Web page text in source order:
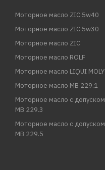
Моторное масло ZIC 5w40
Моторное масло ZIC 5w30
Моторное масло ZIC
Моторное масло ROLF
Моторное масло LIQUI MOLY
Моторное масло MB 229.1
Моторное масло с допуском
MB 229.3
Моторное масло с допуском
MB 229.5